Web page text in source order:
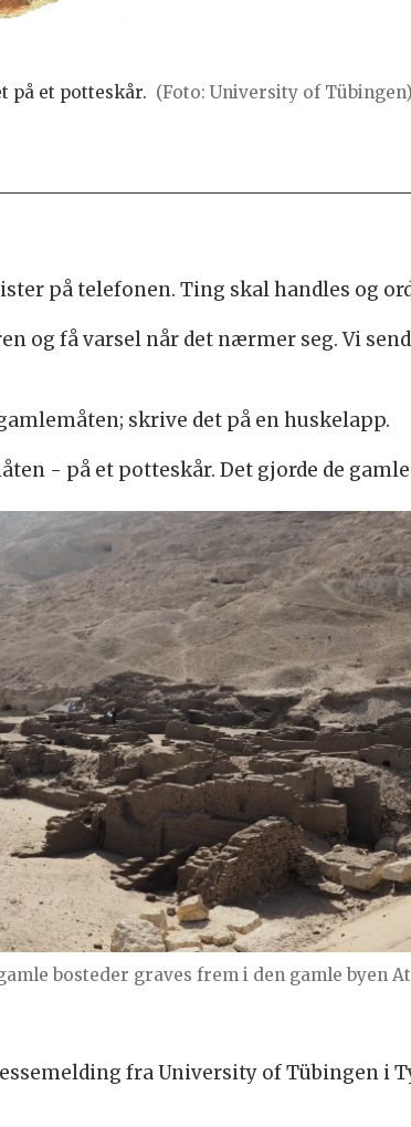
på et potteskår. (Foto: University of Tübingen)
på telefonen. Ting skal handles og
og få varsel når det nærmer seg. Vi
skrive det på en huskelapp.
- på et potteskår. Det gjorde de
bosteder graves frem i den gamle byen
fra University of Tübingen i